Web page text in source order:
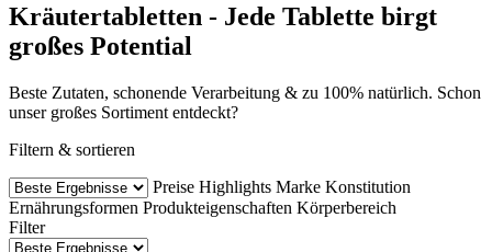
Kräutertabletten - Jede Tablette birgt
großes Potential
Beste Zutaten, schonende Verarbeitung & zu 100% natürlich. Schon
unser großes Sortiment entdeckt?
Filtern & sortieren
Preise Highlights Marke Konstitution
Ernährungsformen Produkteigenschaften Körperbereich
Filter